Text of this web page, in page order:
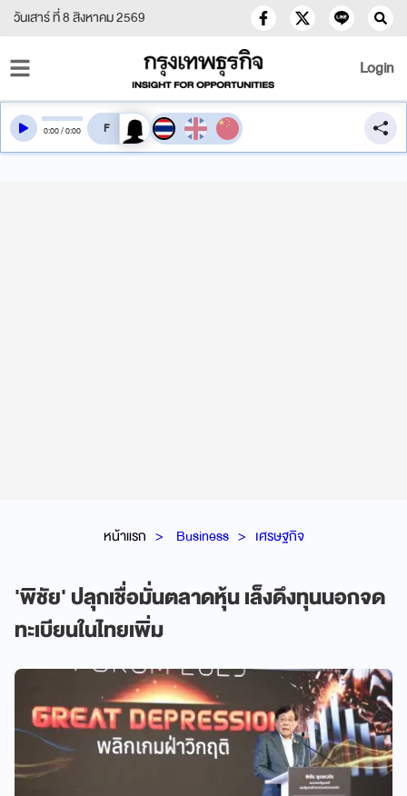
วันเสาร์ ที่ 8 สิงหาคม 2569
Login
หน้าแรก Business เศรษฐกิจ
'พิชัย' ปลุกเชื่อมั่นตลาดหุ้น เล็งดึงทุนนอกจด
ทะเบียนในไทยเพิ่ม
0:00/0:00 สลับเสียงอ่าน